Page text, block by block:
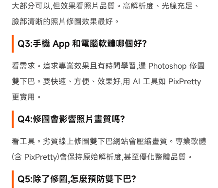
大部分可以,但效果看照片品質。高解析度、光線充足、
臉部清晰的照片修圖效果最好。
Q3:手機 App 和電腦軟體哪個好?
看需求。追求專業效果且有時間學習,選 Photoshop 修圖
雙下巴。要快速、方便、效果好,用 AI 工具如 PixPretty
更實用。
Q4:修圖會影響照片畫質嗎?
看工具。劣質線上修圖雙下巴網站會壓縮畫質。專業軟體
(含 PixPretty)會保持原始解析度,甚至優化整體品質。
Q5:除了修圖,怎麼預防雙下巴?